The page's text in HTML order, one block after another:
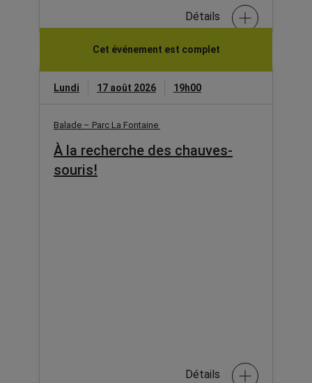
Détails
Cet événement est complet
Lundi 17 août 2026 19h00
Balade – Parc La Fontaine
À la recherche des chauves-
souris!
Détails